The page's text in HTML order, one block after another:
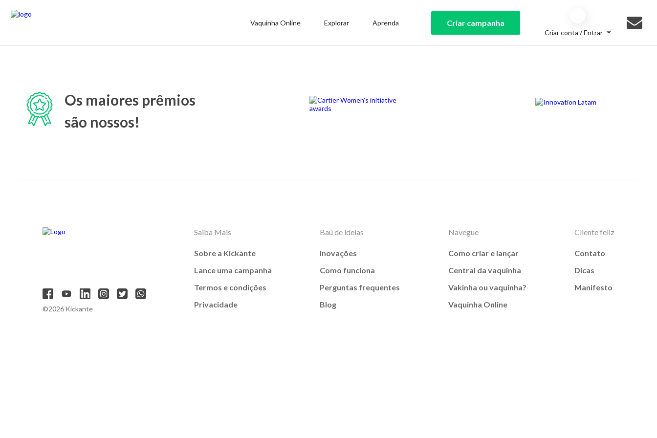
Vaquinha Online Explorar Aprenda Criar campanha
Criar conta / Entrar
Os maiores prêmios
são nossos!
©2026 Kickante
Saiba Mais
Sobre a Kickante
Lance uma campanha
Termos e condições
Privacidade
Baú de ideias
Inovações
Como funciona
Perguntas frequentes
Blog
Navegue
Como criar e lançar
Central da vaquinha
Vakinha ou vaquinha?
Vaquinha Online
Cliente feliz
Contato
Dicas
Manifesto